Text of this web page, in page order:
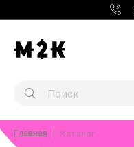
Главная Каталог